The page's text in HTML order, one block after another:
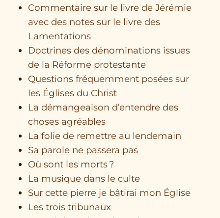
Commentaire sur le livre de Jérémie
avec des notes sur le livre des
Lamentations
Doctrines des dénominations issues
de la Réforme protestante
Questions fréquemment posées sur
les Églises du Christ
La démangeaison d’entendre des
choses agréables
La folie de remettre au lendemain
Sa parole ne passera pas
Où sont les morts ?
La musique dans le culte
Sur cette pierre je bâtirai mon Église
Les trois tribunaux